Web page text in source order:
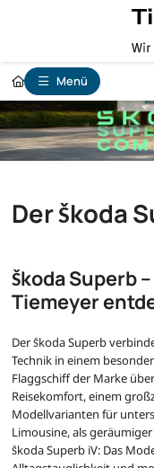
Menü
Der Škoda
Škoda Superb
Tiemeyer
Der Škoda Superb
Technik in einem
Flaggschiff der Marke
Reisekomfort, einem
Modellvarianten für
Limousine, als
Škoda Superb iV: Das